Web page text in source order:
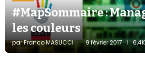
#MapSommaire :
les couleurs
parFranco MASUCCI 9 février 2017